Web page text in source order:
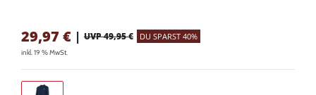
29,97 € | UVP 49,95 € DU SPARST 40%
inkl. 19 % MwSt.